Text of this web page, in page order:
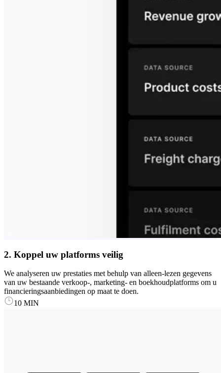
2. Koppel uw platforms veilig
We analyseren uw prestaties met behulp van alleen-lezen gegevens
van uw bestaande verkoop-, marketing- en boekhoudplatforms om u
financieringsaanbiedingen op maat te doen.
10 MIN